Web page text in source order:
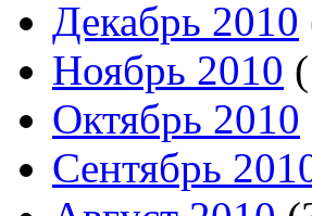
Декабрь 2010
Ноябрь 2010
Октябрь 2010
Сентябрь